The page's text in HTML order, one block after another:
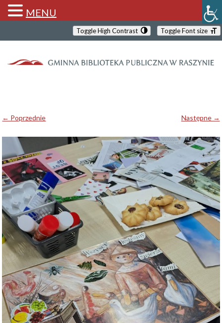
Toggle High Contrast Toggle Font size
← Poprzednie Następne →
MENU